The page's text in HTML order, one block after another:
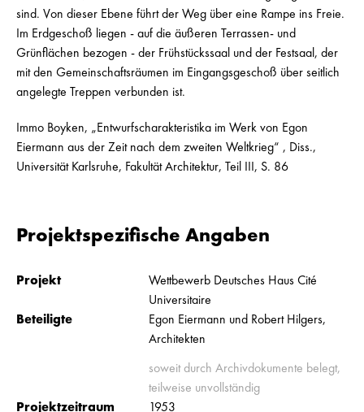
sind. Von dieser Ebene führt der Weg über eine Rampe ins Freie.
Im Erdgeschoß liegen - auf die äußeren Terrassen- und
Grünflächen bezogen - der Frühstückssaal und der Festsaal, der
mit den Gemeinschaftsräumen im Eingangsgeschoß über seitlich
angelegte Treppen verbunden ist.
Immo Boyken, „Entwurfscharakteristika im Werk von Egon
Eiermann aus der Zeit nach dem zweiten Weltkrieg“ , Diss.,
Universität Karlsruhe, Fakultät Architektur, Teil III, S. 86
Projektspezifische Angaben
Projekt
Wettbewerb Deutsches Haus Cité
Universitaire
Beteiligte
Egon Eiermann und Robert Hilgers,
Architekten
soweit durch Archivdokumente belegt,
teilweise unvollständig
Projektzeitraum
1953